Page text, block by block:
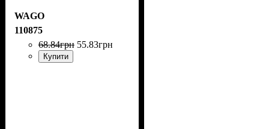
WAGO
110875
68.84грн 55.83грн
Купити